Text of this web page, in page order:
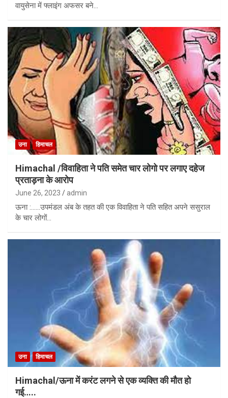
वायुसेना में फ्लाइंग अफसर बने…
उना हिमाचल
Himachal /विवाहिता ने पति समेत चार लोगो पर लगाए दहेज
प्रताड़ना के आरोप
June 26, 2023 admin
ऊना :……उपमंडल अंब के तहत की एक विवाहिता ने पति सहित अपने ससुराल
के चार लोगों…
उना हिमाचल
Himachal/ऊना में करंट लगने से एक व्यक्ति की मौत हो
गई…..